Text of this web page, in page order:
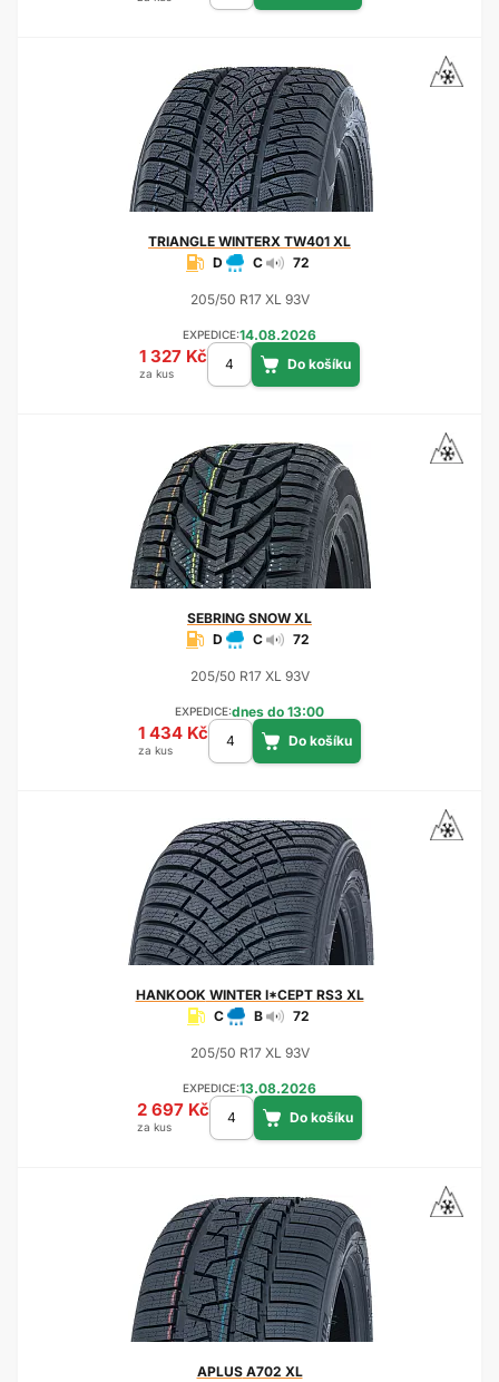
TRIANGLE WINTERX TW401 XL
D
C 72
205/50 R17 XL 93V
EXPEDICE:14.08.2026
1 327 Kč
za kus
SEBRING SNOW XL
D
C 72
205/50 R17 XL 93V
EXPEDICE:dnes do 13:00
1 434 Kč
za kus
HANKOOK WINTER I*CEPT RS3 XL
C
B 72
205/50 R17 XL 93V
EXPEDICE:13.08.2026
2 697 Kč
za kus
APLUSA702 XL